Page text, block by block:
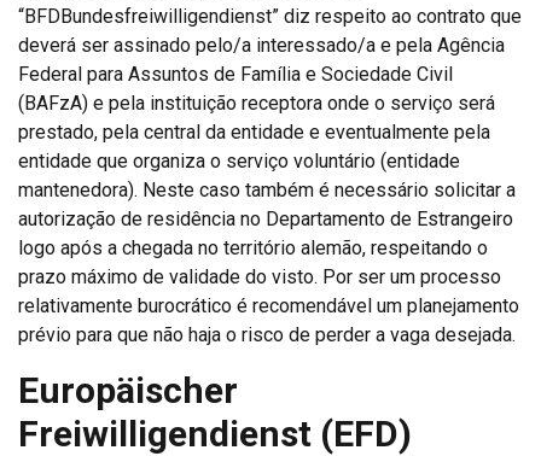
“BFDBundesfreiwilligendienst” diz respeito ao contrato que
deverá ser assinado pelo/a interessado/a e pela Agência
Federal para Assuntos de Família e Sociedade Civil
(BAFzA) e pela instituição receptora onde o serviço será
prestado, pela central da entidade e eventualmente pela
entidade que organiza o serviço voluntário (entidade
mantenedora). Neste caso também é necessário solicitar a
autorização de residência no Departamento de Estrangeiro
logo após a chegada no território alemão, respeitando o
prazo máximo de validade do visto. Por ser um processo
relativamente burocrático é recomendável um planejamento
prévio para que não haja o risco de perder a vaga desejada.
Europäischer
Freiwilligendienst (EFD)